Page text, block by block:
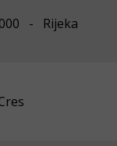
- Rijeka